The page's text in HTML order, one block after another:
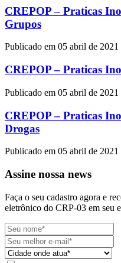
CREPOP – Praticas
Grupos
Publicado em 05 abril de 2021
CREPOP – Praticas
Publicado em 05 abril de 2021
CREPOP – Praticas
Drogas
Publicado em 05 abril de 2021
Assine nossa news
Faça o seu cadastro agora e
eletrônico do CRP-03 em seu